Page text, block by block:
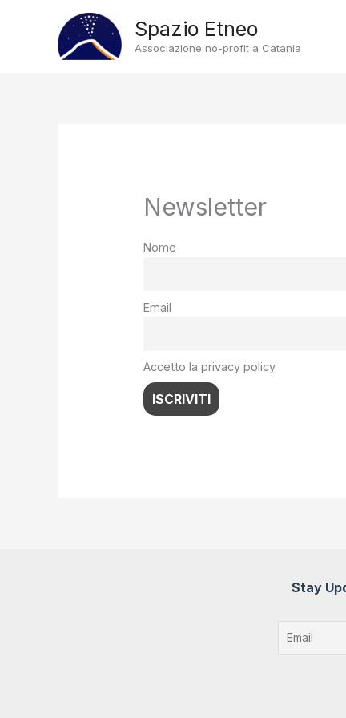
contenuto
Spazio Etneo
Associazione no-profit a Catania
Newsletter
Nome
Email
Accetto la privacy policy
Stay